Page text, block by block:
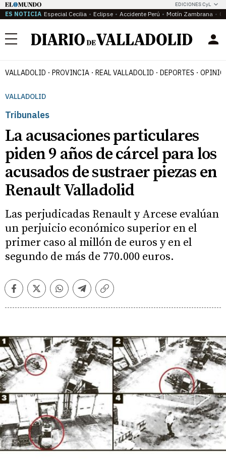
EDICIONES CyL
ES NOTICIA Especial Cecilia Eclipse Accidente Perú Motín Zambrana
Menú
VALLADOLID PROVINCIA REAL VALLADOLID DEPORTES
VALLADOLID
Tribunales
La acusaciones particulares
piden 9 años de cárcel para los
acusados de sustraer piezas en
Renault Valladolid
Las perjudicadas Renault y Arcese evalúan
un perjuicio económico superior en el
primer caso al millón de euros y en el
segundo de más de 770.000 euros.
FacebookTwitterWhatsappTelegramCopiar